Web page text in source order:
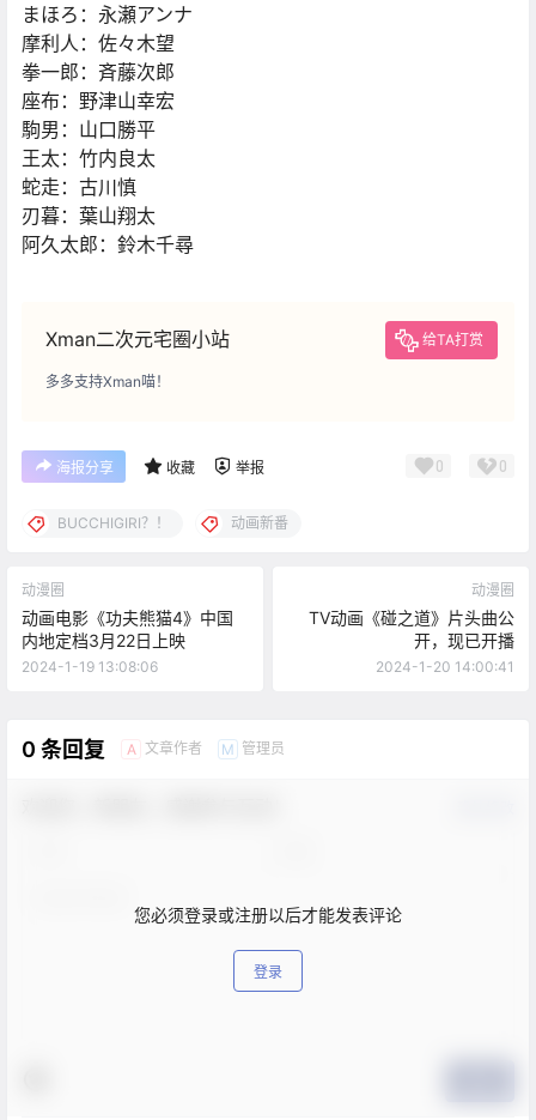
まほろ：永瀬アンナ
摩利人：佐々木望
拳一郎：斉藤次郎
座布：野津山幸宏
駒男：山口勝平
王太：竹内良太
蛇走：古川慎
刃暮：葉山翔太
阿久太郎：鈴木千尋
Xman二次元宅圈小站 给TA打赏
多多支持Xman喵！
海报分享 收藏 举报 0 0
BUCCHIGIRI？！ 动画新番
动漫圈
动画电影《功夫熊猫4》中国
内地定档3月22日上映
2024-1-19 13:08:06
动漫圈
TV动画《碰之道》片头曲公
开，现已开播
2024-1-20 14:00:41
0 条回复 A 文章作者 M 管理员
您必须登录或注册以后才能发表评论
登录